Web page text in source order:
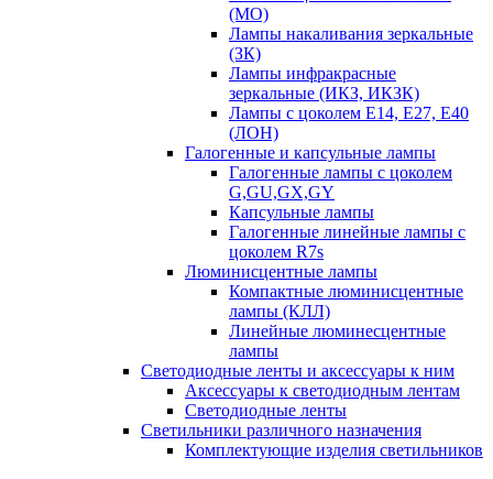
(МО)
Лампы накаливания зеркальные
(ЗК)
Лампы инфракрасные
зеркальные (ИКЗ, ИКЗК)
Лампы с цоколем Е14, Е27, Е40
(ЛОН)
Галогенные и капсульные лампы
Галогенные лампы с цоколем
G,GU,GX,GY
Капсульные лампы
Галогенные линейные лампы с
цоколем R7s
Люминисцентные лампы
Компактные люминисцентные
лампы (КЛЛ)
Линейные люминесцентные
лампы
Светодиодные ленты и аксессуары к ним
Аксессуары к светодиодным лентам
Светодиодные ленты
Светильники различного назначения
Комплектующие изделия светильников